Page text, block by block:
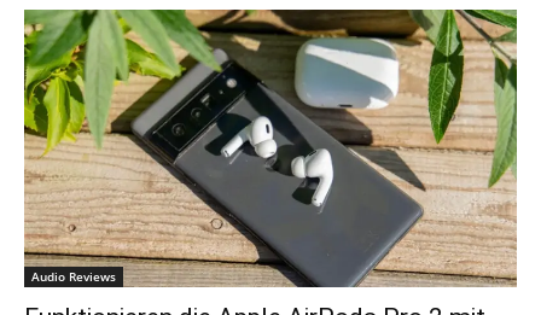
Audio Reviews